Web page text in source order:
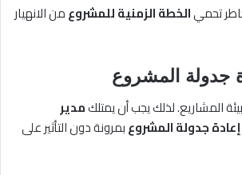
تحميالخطة الزمنية للمشروعمن الانهيار
المشاريع. لذلك يجب أن يمتلكمدير
إعادة جدولة المشروعبمرونة دون التأثير على